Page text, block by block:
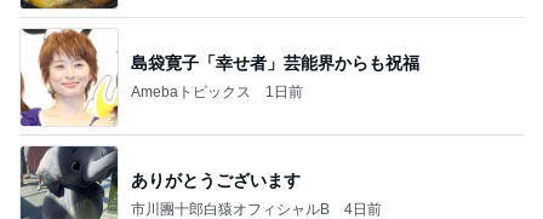
島袋寛子「幸せ者」芸能界からも祝福
Amebaトピックス 1日前
ありがとうございます
市川團十郎白猿オフィシャルB 4日前